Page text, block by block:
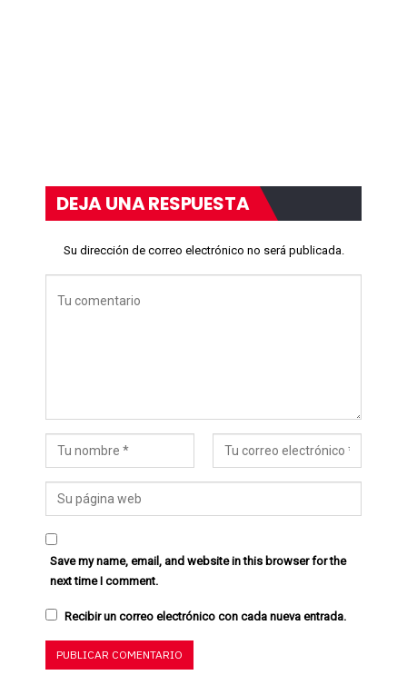
DEJA UNA RESPUESTA
Su dirección de correo electrónico no será publicada.
Save my name, email, and website in this browser for the
next time I comment.
Recibir un correo electrónico con cada nueva entrada.